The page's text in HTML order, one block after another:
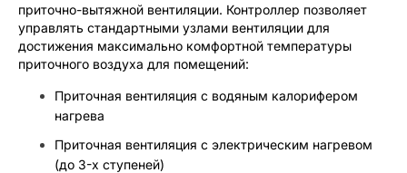
приточно-вытяжной вентиляции. Контроллер позволяет
управлять стандартными узлами вентиляции для
достижения максимально комфортной температуры
приточного воздуха для помещений:
Приточная вентиляция с водяным калорифером
нагрева
Приточная вентиляция с электрическим нагревом
(до 3-х ступеней)